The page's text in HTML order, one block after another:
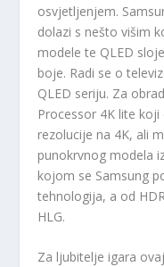
osvjetljenjem.
dolazi s nešto višim
modele te QLED
boje. Radi se o
QLED seriju. Za
Processor 4K lite
rezolucije na 4K, ali
punokrvnog modela
kojom se Samsung
tehnologija, a od
HLG.
Za ljubitelje igara